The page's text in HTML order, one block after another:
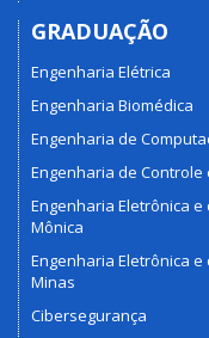
GRADUAÇÃO
Engenharia Elétrica
Engenharia Biomédica
Engenharia de
Engenharia de Controle
Engenharia Eletrônica e
Mônica
Engenharia Eletrônica
Minas
Cibersegurança